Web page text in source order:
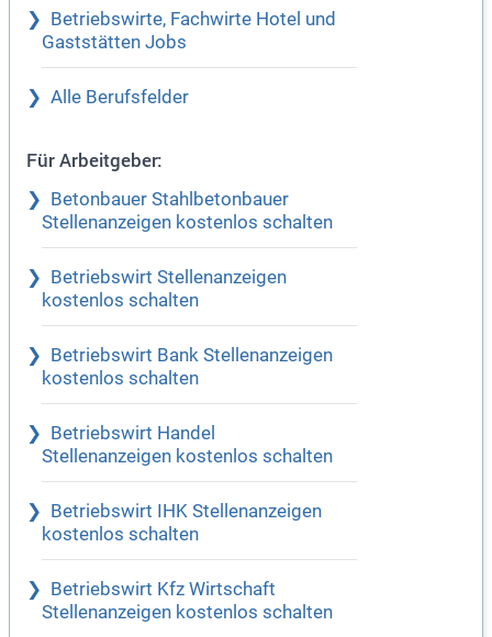
Betriebswirte, Fachwirte Hotel und
Gaststätten Jobs
Alle Berufsfelder
Für Arbeitgeber:
Betonbauer Stahlbetonbauer
Stellenanzeigen kostenlos schalten
Betriebswirt Stellenanzeigen
kostenlos schalten
Betriebswirt Bank Stellenanzeigen
kostenlos schalten
Betriebswirt Handel
Stellenanzeigen kostenlos schalten
Betriebswirt IHK Stellenanzeigen
kostenlos schalten
Betriebswirt Kfz Wirtschaft
Stellenanzeigen kostenlos schalten